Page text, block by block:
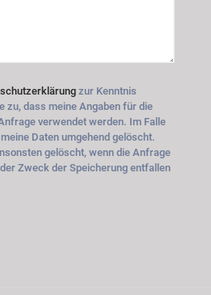
zur Kenntnis
zu, dass meine Angaben für die
verwendet werden. Im Falle
Daten umgehend gelöscht.
gelöscht, wenn die Anfrage
Zweck der Speicherung entfallen